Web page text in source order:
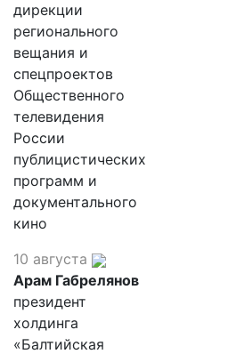
дирекции
регионального
вещания и
спецпроектов
Общественного
телевидения
России
публицистических
программ и
документального
кино
10 августа
Арам Габрелянов
президент
холдинга
«Балтийская